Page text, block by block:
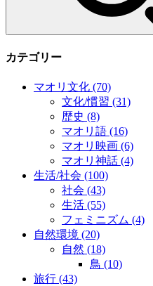
カテゴリー
マオリ文化 (70)
文化/慣習 (31)
歴史 (8)
マオリ語 (16)
マオリ映画 (6)
マオリ神話 (4)
生活/社会 (100)
社会 (43)
生活 (55)
フェミニズム (4)
自然環境 (20)
自然 (18)
鳥 (10)
旅行 (43)